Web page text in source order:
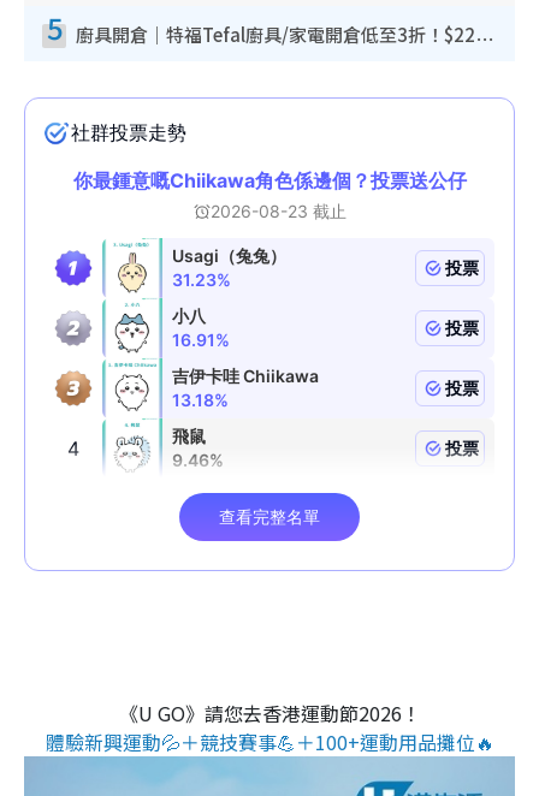
5 廚具開倉｜特福Tefal廚具/家電開倉低至3折！$220起買平底鍋/炒鑊/湯煲！電飯煲/吸塵機/燙斗$418起
《U GO》請您去香港運動節2026！
體驗新興運動💦＋競技賽事💪＋100+運動用品攤位🔥